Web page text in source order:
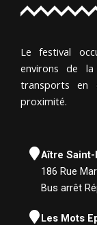
Le festival
environs de la
transports en
proximité.
Aître Saint-
186 Rue
Bus arrêt
Les Mots